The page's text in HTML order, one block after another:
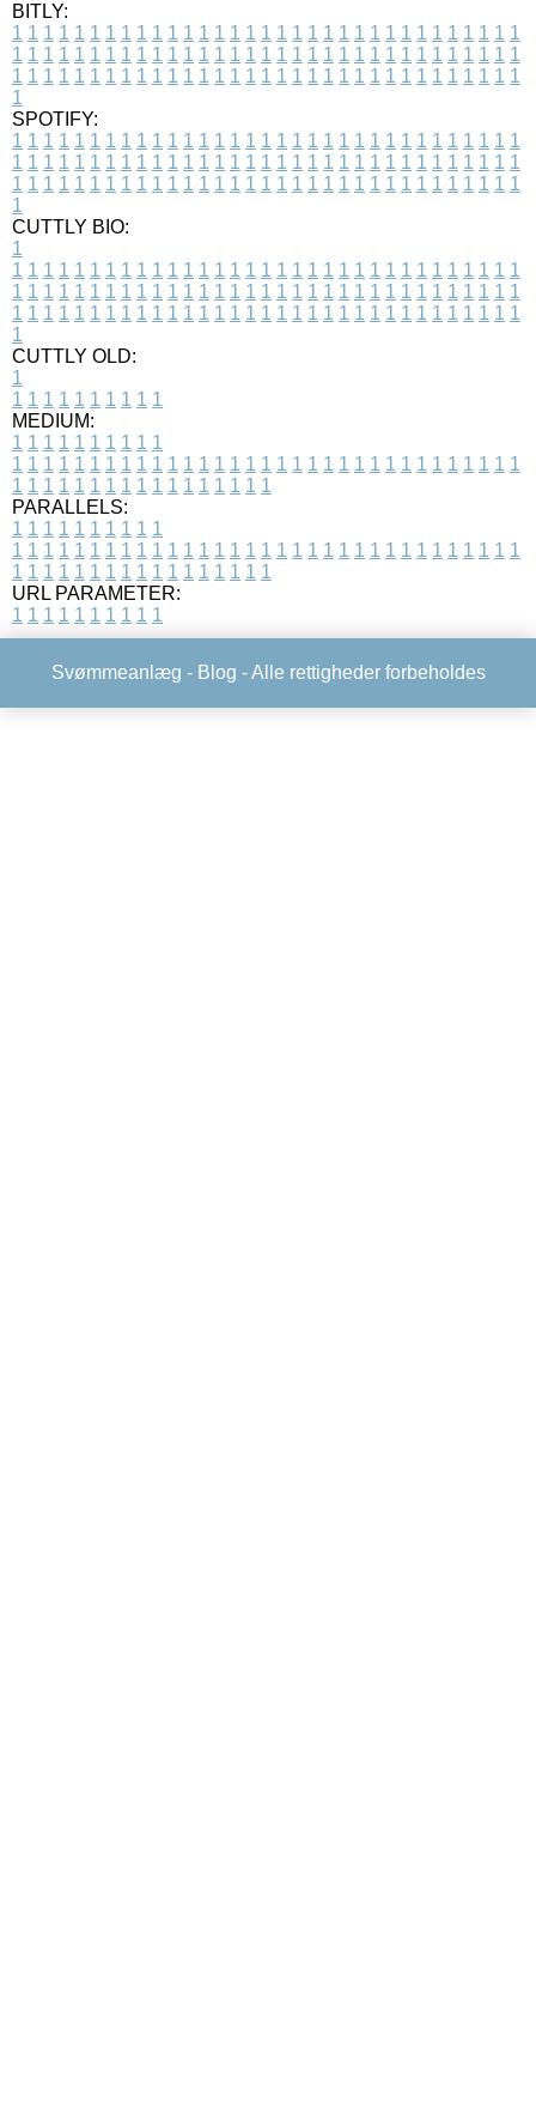
BITLY:
1 1 1 1 1 1 1 1 1 1 1 1 1 1 1 1 1 1 1 1 1 1 1 1 1 1 1 1 1 1 1 1 1
1 1 1 1 1 1 1 1 1 1 1 1 1 1 1 1 1 1 1 1 1 1 1 1 1 1 1 1 1 1 1 1 1
1 1 1 1 1 1 1 1 1 1 1 1 1 1 1 1 1 1 1 1 1 1 1 1 1 1 1 1 1 1 1 1 1
1
SPOTIFY:
1 1 1 1 1 1 1 1 1 1 1 1 1 1 1 1 1 1 1 1 1 1 1 1 1 1 1 1 1 1 1 1 1
1 1 1 1 1 1 1 1 1 1 1 1 1 1 1 1 1 1 1 1 1 1 1 1 1 1 1 1 1 1 1 1 1
1 1 1 1 1 1 1 1 1 1 1 1 1 1 1 1 1 1 1 1 1 1 1 1 1 1 1 1 1 1 1 1 1
1
CUTTLY BIO:
1
1 1 1 1 1 1 1 1 1 1 1 1 1 1 1 1 1 1 1 1 1 1 1 1 1 1 1 1 1 1 1 1 1
1 1 1 1 1 1 1 1 1 1 1 1 1 1 1 1 1 1 1 1 1 1 1 1 1 1 1 1 1 1 1 1 1
1 1 1 1 1 1 1 1 1 1 1 1 1 1 1 1 1 1 1 1 1 1 1 1 1 1 1 1 1 1 1 1 1
1
CUTTLY OLD:
1
1 1 1 1 1 1 1 1 1 1
MEDIUM:
1 1 1 1 1 1 1 1 1 1
1 1 1 1 1 1 1 1 1 1 1 1 1 1 1 1 1 1 1 1 1 1 1 1 1 1 1 1 1 1 1 1 1
1 1 1 1 1 1 1 1 1 1 1 1 1 1 1 1 1
PARALLELS:
1 1 1 1 1 1 1 1 1 1
1 1 1 1 1 1 1 1 1 1 1 1 1 1 1 1 1 1 1 1 1 1 1 1 1 1 1 1 1 1 1 1 1
1 1 1 1 1 1 1 1 1 1 1 1 1 1 1 1 1
URL PARAMETER:
1 1 1 1 1 1 1 1 1 1
Svømmeanlæg - Blog - Alle rettigheder forbeholdes